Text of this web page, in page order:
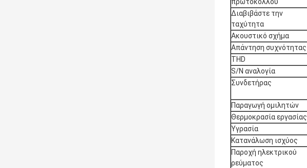
πρωτοκόλλου
Διαβιβάστε την
ταχύτητα
Ακουστικό σχήμα
Απάντηση συχνότητας
THD
S/N αναλογία
Συνδετήρας
Παραγωγή ομιλητών
Θερμοκρασία εργασίας
Υγρασία
Κατανάλωση ισχύος
Παροχή ηλεκτρικού
ρεύματος